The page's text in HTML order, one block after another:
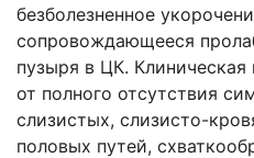
безболезненное
сопровождающееся
пузыря в ЦК.
от полного отсутствия
слизистых, слизисто-
половых путей,